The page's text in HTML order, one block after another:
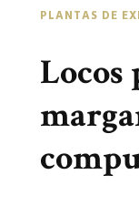
PLANTAS DE
Locos